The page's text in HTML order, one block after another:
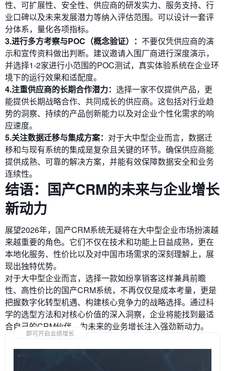
性、可扩展性、安全性、供应商的研发实力、服务支持、行
业口碑以及未来发展潜力等纳入评估范围。可以设计一套评
分体系，量化各项指标。
3.进行多方考察与POC（概念验证）： 不要仅凭供应商的演
示和宣传资料做出判断。建议邀请入围厂商进行深度演示，
并选择1-2家进行小范围的POC测试，真实体验系统在企业环
境下的运行效果和适配度。
4.注重供应商的长期合作潜力： 选择一家不仅提供产品，更
能提供长期战略合作、共同成长的供应商。这包括对行业趋
势的洞察、持续的产品创新能力以及对企业个性化需求的响
应速度。
5.关注数据迁移与集成方案： 对于大中型企业而言，数据迁
移和与现有系统的集成是复杂且关键的环节。确保供应商能
提供成熟、可靠的解决方案，并能有效保障数据安全和业务
连续性。
结语：国产CRM的未来与企业增长
新动力
展望2026年，国产CRM系统无疑将在大中型企业市场扮演越
来越重要的角色。它们不仅在技术和功能上日益成熟，更在
本地化服务、性价比以及对中国市场需求的深刻理解上，展
现出独特优势。
对于大中型企业而言，选择一款如纷享销客这样兼具前瞻
性、高性价比的国产CRM系统，不再仅仅是成本考量，更是
把握数字化转型机遇、构建核心竞争力的战略选择。通过科
学的选型方法和对核心价值的深入洞察，企业将能找到最适
合自己的CRM伙伴，为未来的业务增长注入强劲新动力。
即可开启业绩增长